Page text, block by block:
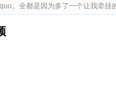
。全都是因为多了一个让我牵